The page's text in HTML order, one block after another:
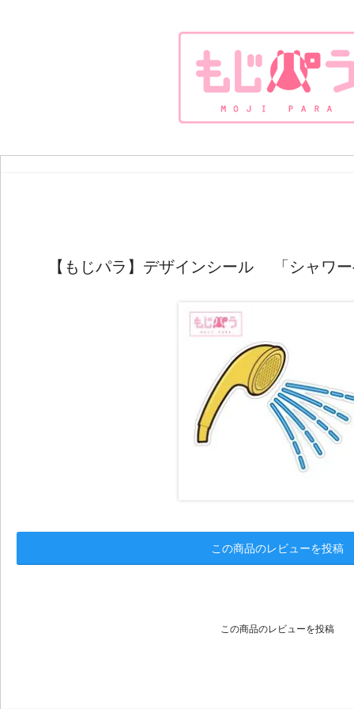
【もじパラ】デザインシール 「シャワ
この商品のレビューを投稿
この商品のレビューを投稿